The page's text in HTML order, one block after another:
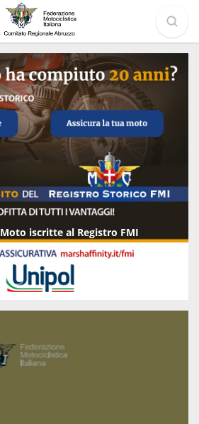
Moto iscritte al Registro FMI